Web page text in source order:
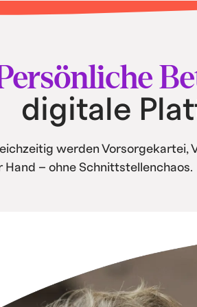
und
digitale
werden Vorsorgekartei,
– ohne Schnittstellenchaos.